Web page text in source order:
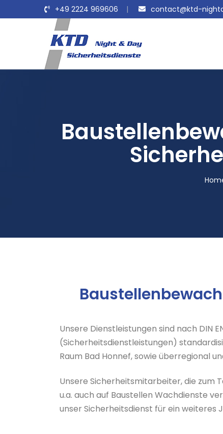
+49 2224 969606 contact@ktd-
Unsere Dienstleistungen sind nach DIN
(Sicherheitsdienstleistungen)
Raum Bad Honnef, sowie überregional
Unsere Sicherheitsmitarbeiter, die zum
u.a. auch auf Baustellen Wachdienste
unser Sicherheitsdienst für ein weiteres